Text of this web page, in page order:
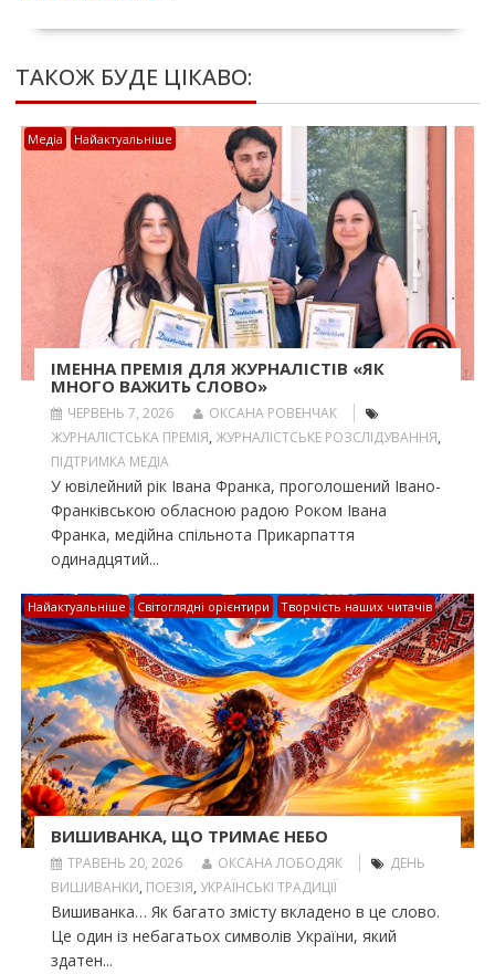
ТАКОЖ БУДЕ ЦІКАВО:
Медіа Найактуальніше
ІМЕННА ПРЕМІЯ ДЛЯ ЖУРНАЛІСТІВ «ЯК
МНОГО ВАЖИТЬ СЛОВО»
ЧЕРВЕНЬ 7, 2026
ОКСАНА РОВЕНЧАК
ЖУРНАЛІСТСЬКА ПРЕМІЯ, ЖУРНАЛІСТСЬКЕ РОЗСЛІДУВАННЯ,
ПІДТРИМКА МЕДІА
У ювілейний рік Івана Франка, проголошений Івано-
Франківською обласною радою Роком Івана
Франка, медійна спільнота Прикарпаття
одинадцятий...
Найактуальніше Світоглядні орієнтири Творчість наших читачів
ВИШИВАНКА, ЩО ТРИМАЄ НЕБО
ТРАВЕНЬ 20, 2026 ОКСАНА ЛОБОДЯК
ДЕНЬ
ВИШИВАНКИ, ПОЕЗІЯ, УКРАЇНСЬКІ ТРАДИЦІЇ
Вишиванка… Як багато змісту вкладено в це слово.
Це один із небагатьох символів України, який
здатен...